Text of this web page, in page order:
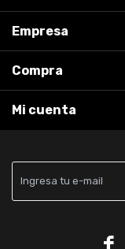

Empresa
Compra
Mi cuenta